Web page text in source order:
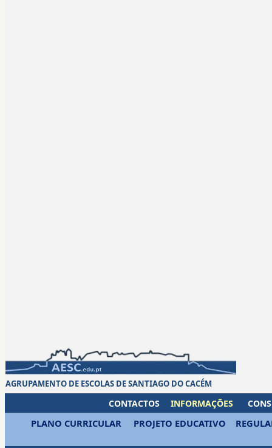
AGRUPAMENTO DE ESCOLAS DE SANTIAGO DO CACÉM
CONTACTOS INFORMAÇÕES
PLANO CURRICULAR PROJETO EDUCATIVO